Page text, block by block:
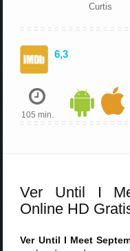
Curtis
6,3
105 min.
Ver Until I
Online HD
Ver Until I Meet